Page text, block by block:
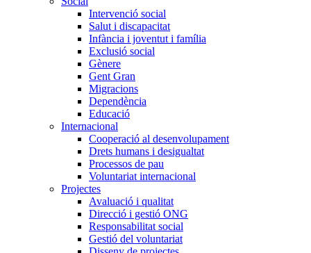
Intervenció social
Salut i discapacitat
Infància i joventut i família
Exclusió social
Gènere
Gent Gran
Migracions
Dependència
Educació
Internacional
Cooperació al desenvolupament
Drets humans i desigualtat
Processos de pau
Voluntariat internacional
Projectes
Avaluació i qualitat
Direcció i gestió ONG
Responsabilitat social
Gestió del voluntariat